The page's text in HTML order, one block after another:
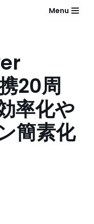
Menu
20周
率化や
簡素化